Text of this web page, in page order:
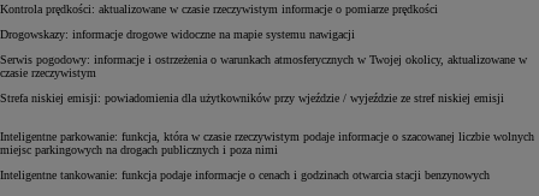
Kontrola prędkości: aktualizowane w czasie rzeczywistym informacje o pomiarze prędkości
Drogowskazy: informacje drogowe widoczne na mapie systemu nawigacji
Serwis pogodowy: informacje i ostrzeżenia o warunkach atmosferycznych w Twojej okolicy, aktualizowane w
czasie rzeczywistym
Strefa niskiej emisji: powiadomienia dla użytkowników przy wjeździe / wyjeździe ze stref niskiej emisji
Inteligentne parkowanie: funkcja, która w czasie rzeczywistym podaje informacje o szacowanej liczbie wolnych
miejsc parkingowych na drogach publicznych i poza nimi
Inteligentne tankowanie: funkcja podaje informacje o cenach i godzinach otwarcia stacji benzynowych